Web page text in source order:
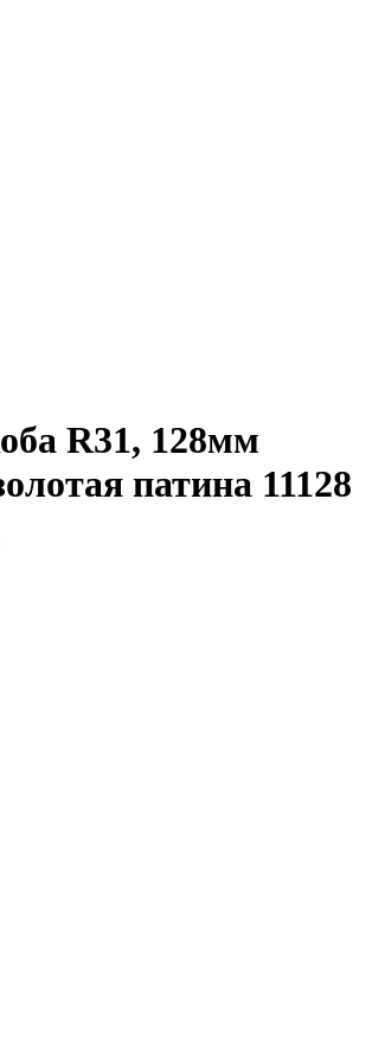
R31, 128мм
патина 11128